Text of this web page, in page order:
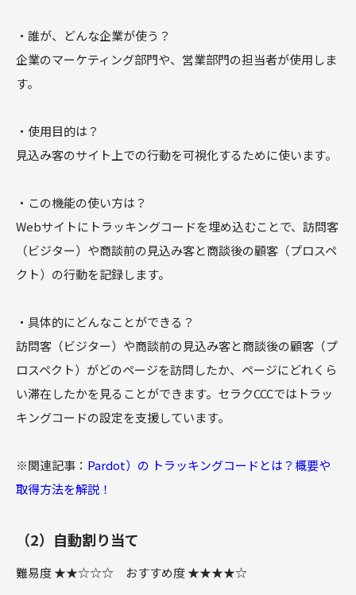
・誰が、どんな企業が使う？
企業のマーケティング部門や、営業部門の担当者が使用しま
す。
・使用目的は？
見込み客のサイト上での行動を可視化するために使います。
・この機能の使い方は？
Webサイトにトラッキングコードを埋め込むことで、訪問客
（ビジター）や商談前の見込み客と商談後の顧客（プロスペ
クト）の行動を記録します。
・具体的にどんなことができる？
訪問客（ビジター）や商談前の見込み客と商談後の顧客（プ
ロスペクト）がどのページを訪問したか、ページにどれくら
い滞在したかを見ることができます。セラクCCCではトラッ
キングコードの設定を支援しています。
※関連記事： Pardot）の トラッキングコードとは？概要や
取得方法を解説！
（2）自動割り当て
難易度 ★★☆☆☆ おすすめ度 ★★★★☆